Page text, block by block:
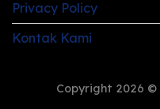
Privacy Policy
Kontak Kami
Copyright 2026 ©